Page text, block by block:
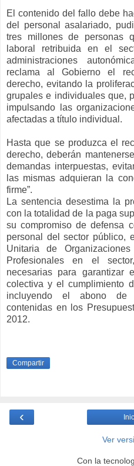
El contenido del fallo debe
del personal asalariado,
tres millones de personas
laboral retribuida en el
administraciones
reclama al Gobierno el
derecho, evitando la
grupales e individuales que,
impulsando las
afectadas a título individual.
Hasta que se produzca el
derecho, deberán
demandas interpuestas,
las mismas adquieran la
firme”.
La sentencia desestima la
con la totalidad de la paga
su compromiso de defensa
personal del sector público,
Unitaria de
Profesionales en el
necesarias para garantizar
colectiva y el cumplimiento
incluyendo el abono de
contenidas en los
2012.
Compartir
‹
Ver
Con la